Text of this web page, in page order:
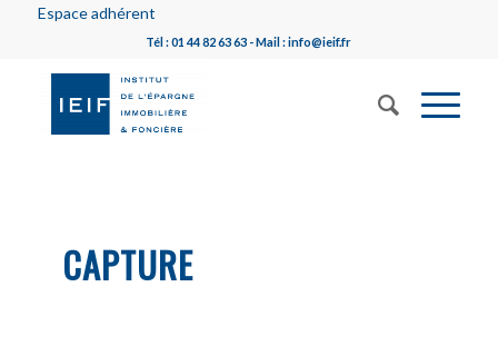
Espace adhérent
Tél : 01 44 82 63 63 - Mail : info@ieif.fr
CAPTURE